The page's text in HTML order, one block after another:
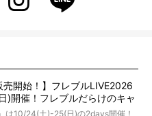
売開始！】フレブルLIVE2026
)開催！フレブルだらけのキャ
プランも新登場!?
は10/24(土)-25(日)の2days開催！